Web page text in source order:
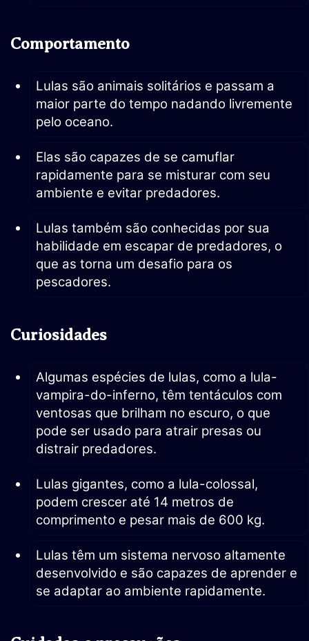
Comportamento
Lulas são animais solitários e passam a
maior parte do tempo nadando livremente
pelo oceano.
Elas são capazes de se camuflar
rapidamente para se misturar com seu
ambiente e evitar predadores.
Lulas também são conhecidas por sua
habilidade em escapar de predadores, o
que as torna um desafio para os
pescadores.
Curiosidades
Algumas espécies de lulas, como a lula-
vampira-do-inferno, têm tentáculos com
ventosas que brilham no escuro, o que
pode ser usado para atrair presas ou
distrair predadores.
Lulas gigantes, como a lula-colossal,
podem crescer até 14 metros de
comprimento e pesar mais de 600 kg.
Lulas têm um sistema nervoso altamente
desenvolvido e são capazes de aprender e
se adaptar ao ambiente rapidamente.